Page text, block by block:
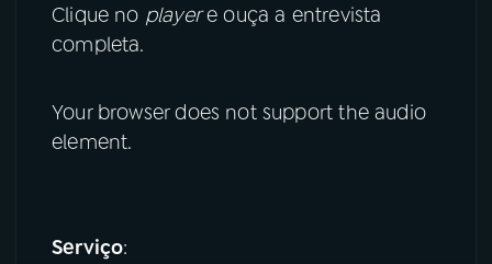
Clique no playere ouça a entrevista
completa.
Your browser does not support the audio
element.
Serviço: